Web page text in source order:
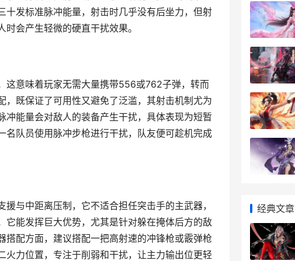
发标准脉冲能量，射击时几乎没有后坐力，但射
会产生轻微的硬直干扰效果。
这意味着玩家无需大量携带556或762子弹，转而
既保证了可用性又避免了泛滥，其射击机制尤为
能量会对敌人的装备产生干扰，具体表现为短暂
名队员使用脉冲步枪进行干扰，队友便可趁机完成
与中距离压制，它不适合担任突击手的主武器，
它能发挥巨大优势，尤其是针对躲在掩体后方的敌
配方面，建议搭配一把高射速的冲锋枪或霰弹枪
力位置，专注于削弱和干扰，让主力输出位更轻
经典文章